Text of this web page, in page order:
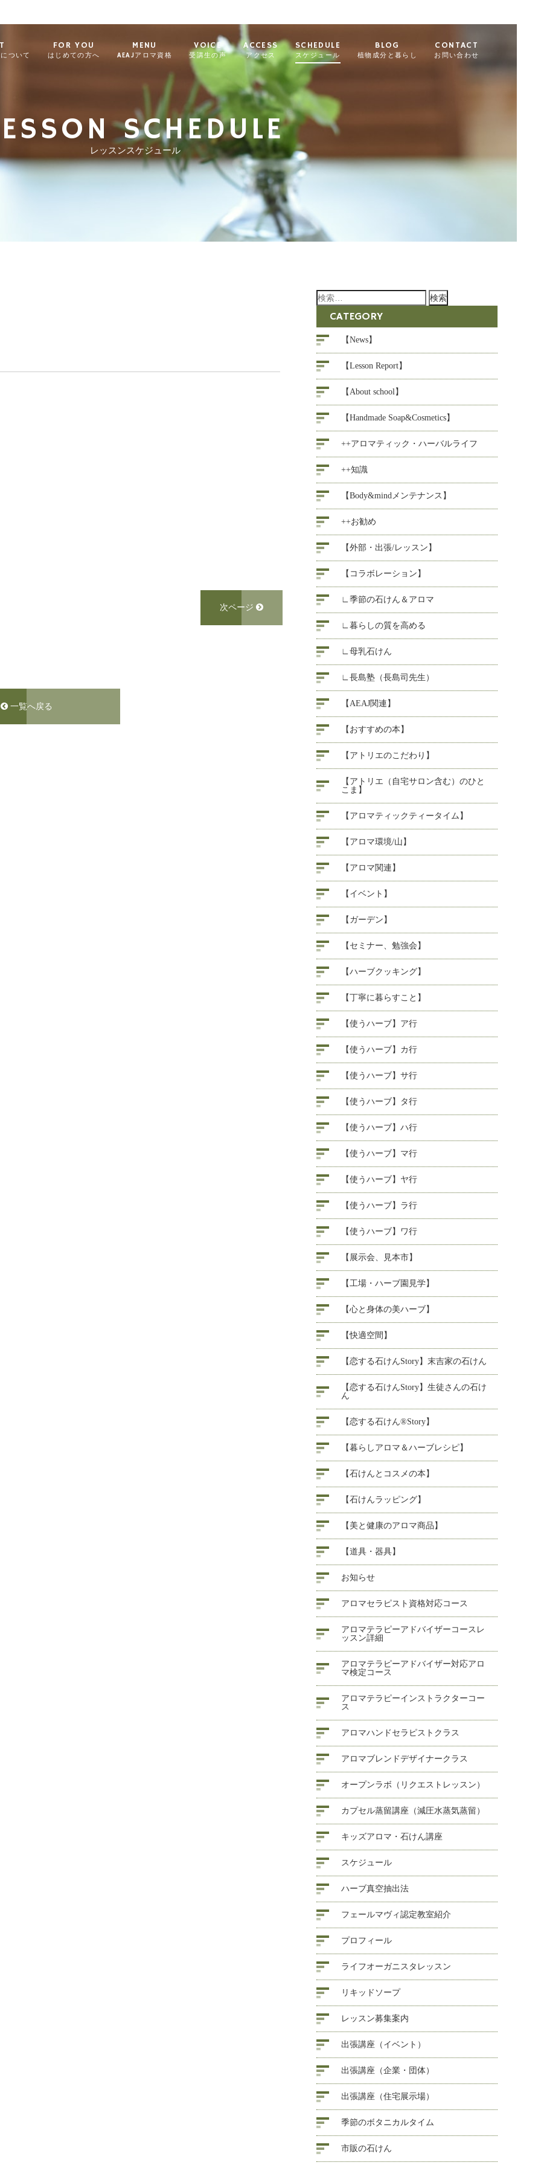
ついて
FOR YOU
はじめての方へ
MENU
AEAJアロマ資格
VOICE
受講生の声
ACCESS
アクセス
SCHEDULE
スケジュール
BLOG
植物成分と暮らし
CONTACT
お問い合わせ
SCHEDULE
レッスンスケジュール
次ページ
一覧へ戻る
検
CATEGORY
【News】
【Lesson Report】
【About school】
【Handmade Soap&Cosmetics】
++アロマティック・ハーバルライフ
++知識
【Body&mindメンテナンス】
++お勧め
【外部・出張/レッスン】
【コラボレーション】
∟季節の石けん＆アロマ
∟暮らしの質を高める
∟母乳石けん
∟長島塾（長島司先生）
【AEAJ関連】
【おすすめの本】
【アトリエのこだわり】
【アトリエ（自宅サロン含む）のひと
こま】
【アロマティックティータイム】
【アロマ環境/山】
【アロマ関連】
【イベント】
【ガーデン】
【セミナー、勉強会】
【ハーブクッキング】
【丁寧に暮らすこと】
【使うハーブ】ア行
【使うハーブ】カ行
【使うハーブ】サ行
【使うハーブ】タ行
【使うハーブ】ハ行
【使うハーブ】マ行
【使うハーブ】ヤ行
【使うハーブ】ラ行
【使うハーブ】ワ行
【展示会、見本市】
【工場・ハーブ園見学】
【心と身体の美ハーブ】
【快適空間】
【恋する石けんStory】末吉家の石けん
【恋する石けんStory】生徒さんの石け
ん
【恋する石けん®Story】
【暮らしアロマ＆ハーブレシピ】
【石けんとコスメの本】
【石けんラッピング】
【美と健康のアロマ商品】
【道具・器具】
お知らせ
アロマセラピスト資格対応コース
アロマテラピーアドバイザーコースレ
ッスン詳細
アロマテラピーアドバイザー対応アロ
マ検定コース
アロマテラピーインストラクターコー
ス
アロマハンドセラピストクラス
アロマブレンドデザイナークラス
オープンラボ（リクエストレッスン）
カプセル蒸留講座（減圧水蒸気蒸留）
キッズアロマ・石けん講座
スケジュール
ハーブ真空抽出法
フェールマヴィ認定教室紹介
プロフィール
ライフオーガニスタレッスン
リキッドソープ
レッスン募集案内
出張講座（イベント）
出張講座（企業・団体）
出張講座（住宅展示場）
季節のボタニカルタイム
市販の石けん